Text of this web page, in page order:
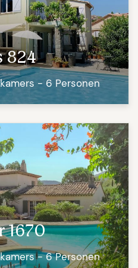
824
- 6 Personen
1670
- 6 Personen